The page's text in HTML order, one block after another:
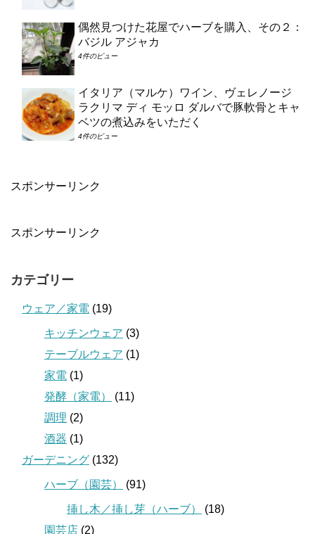
偶然見つけた花屋でハーブを購入、その２：
バジル アジャカ
4件のビュー
イタリア（マルケ）ワイン、ヴェレノージ
ラクリマ ディ モッロ ダルバで豚軟骨とキャ
ベツの煮込みをいただく
4件のビュー
スポンサーリンク
スポンサーリンク
カテゴリー
ウェア／家電 (19)
キッチンウェア (3)
テーブルウェア (1)
家電 (1)
発酵（家電）
(11)
調理 (2)
酒器 (1)
ガーデニング (132)
ハーブ（園芸） (91)
挿し木／挿し芽（ハーブ）
(18)
園芸店 (2)